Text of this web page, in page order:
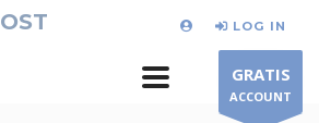
LOG IN
GRATIS
ACCOUNT